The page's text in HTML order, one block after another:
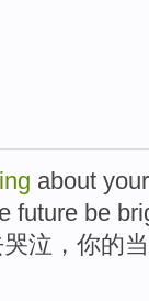
about
future be
泣，你的